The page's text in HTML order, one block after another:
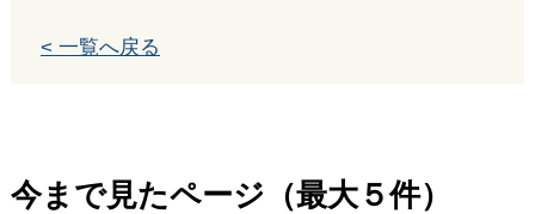
< 一覧へ戻る
今まで見たページ（最大５件）